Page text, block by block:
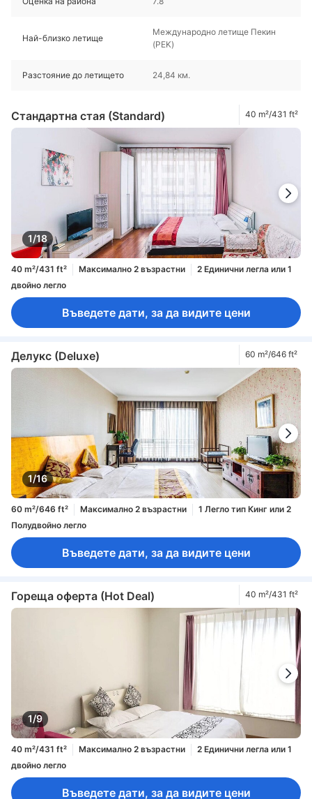
Най-близко летище
Международно летище Пекин
(PEK)
Разстояние до летището 24,84 км.
Стандартна стая (Standard) 40 m²/431 ft²
1/18
40 m²/431 ft² Максимално 2 възрастни
2 Единични легла или 1
двойно легло
Въведете дати, за да видите цени
Делукс (Deluxe) 60 m²/646 ft²
1/16
60 m²/646 ft² Максимално 2 възрастни
1 Легло тип Кинг или 2
Полудвойно легло
Въведете дати, за да видите цени
Гореща оферта (Hot Deal) 40 m²/431 ft²
1/9
40 m²/431 ft² Максимално 2 възрастни
2 Единични легла или 1
двойно легло
Въведете дати, за да видите цени